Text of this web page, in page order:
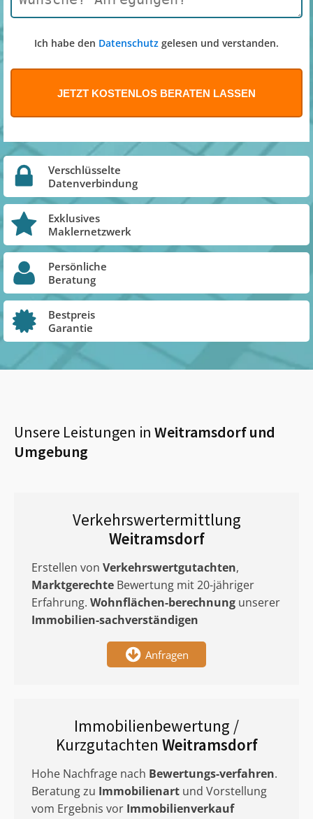
Ich habe den Datenschutz gelesen und verstanden.
Verschlüsselte
Datenverbindung
Exklusives
Maklernetzwerk
Persönliche
Beratung
Bestpreis
Garantie
Unsere Leistungen in Weitramsdorfund
Umgebung
Verkehrswertermittlung
Weitramsdorf
Erstellen von Verkehrswertgutachten,
Marktgerechte Bewertung mit 20-jähriger
Erfahrung. Wohnflächen-berechnung unserer
Immobilien-sachverständigen
Anfragen
Immobilienbewertung /
Kurzgutachten Weitramsdorf
Hohe Nachfrage nach Bewertungs-verfahren.
Beratung zu Immobilienart und Vorstellung
vom Ergebnis vor Immobilienverkauf